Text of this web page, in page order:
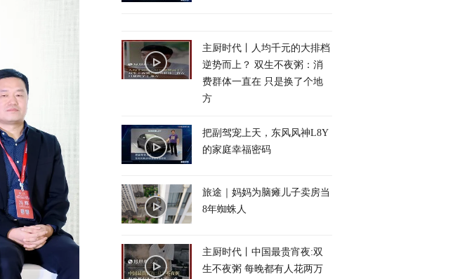
主厨时代丨人均千元的大排档
逆势而上？ 双生不夜粥：消
费群体一直在 只是换了个地
方
把副驾宠上天，东风风神L8Y
的家庭幸福密码
旅途｜妈妈为脑瘫儿子卖房当
8年蜘蛛人
主厨时代丨中国最贵宵夜:双
生不夜粥 每晚都有人花两万